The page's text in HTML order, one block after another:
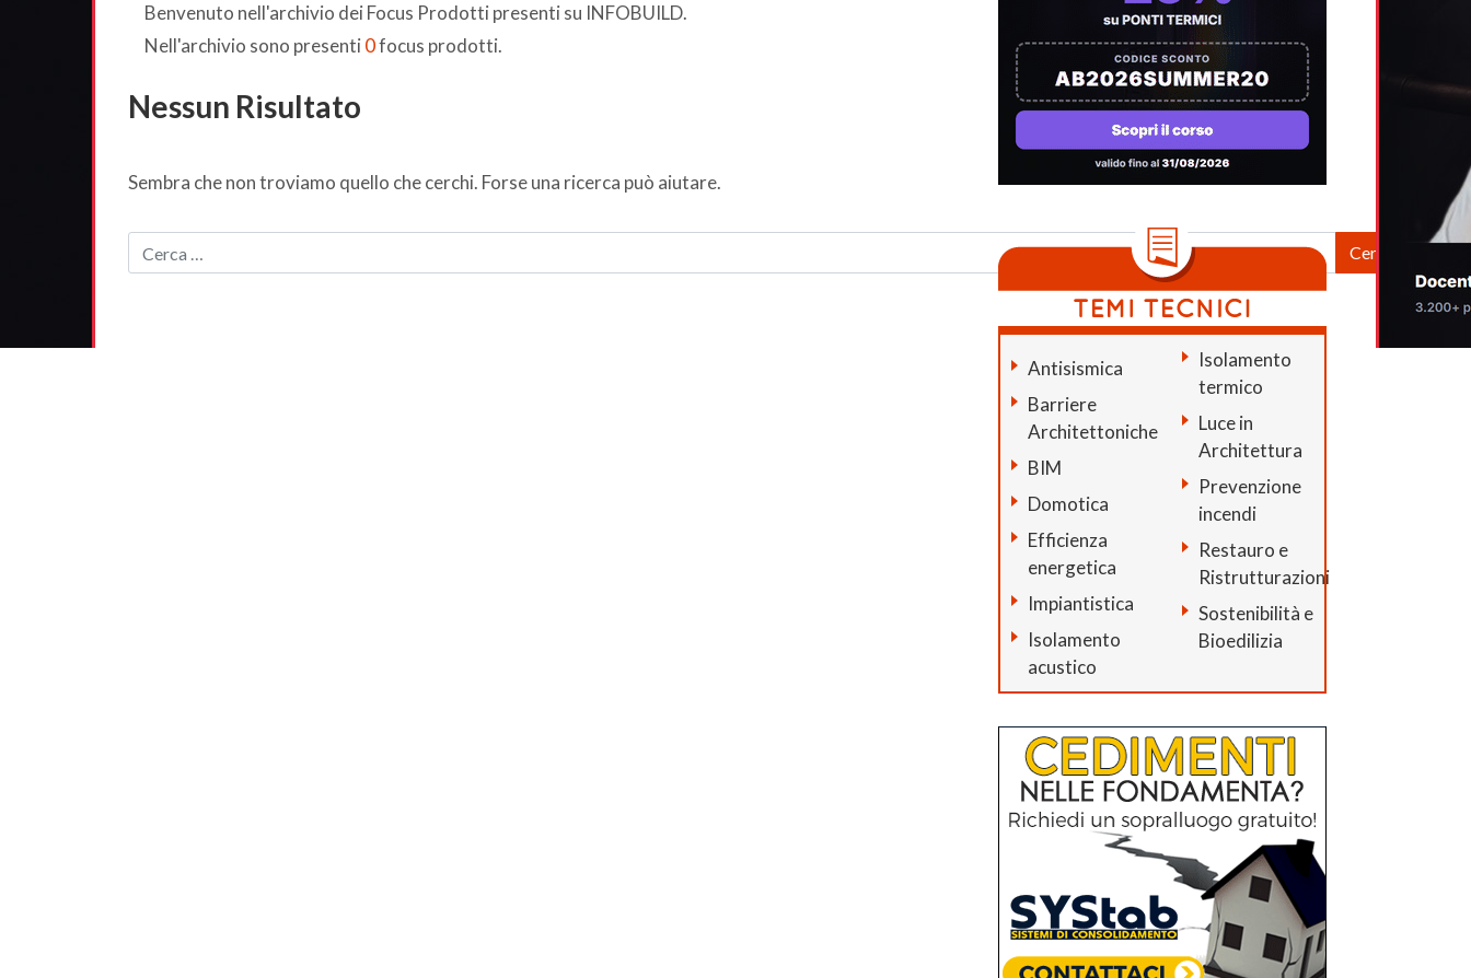
Benvenuto nell'archivio dei Focus Prodotti presenti su INFOBUILD.
Nell'archivio sono presenti 0focus prodotti.
Nessun Risultato
Sembra che non troviamo quello che cerchi. Forse una ricerca può aiutare.
Antisismica
Barriere
Architettoniche
BIM
Domotica
Efficienza
energetica
Impiantistica
Isolamento
acustico
Isolamento
termico
Luce in
Architettura
Prevenzione
incendi
Restauro e
Ristrutturazioni
Sostenibilità e
Bioedilizia